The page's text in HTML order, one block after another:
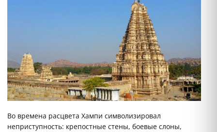
Во времена расцвета Хампи символизировал
неприступность: крепостные стены, боевые слоны,